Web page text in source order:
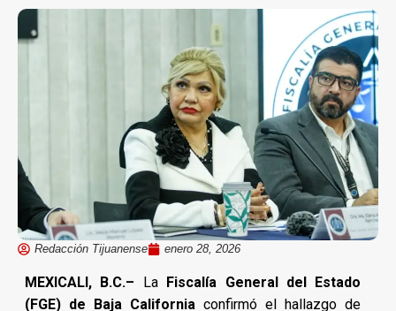
Redacción Tijuanense enero 28, 2026
MEXICALI, B.C.– La Fiscalía General del Estado
(FGE) de Baja California confirmó el hallazgo de